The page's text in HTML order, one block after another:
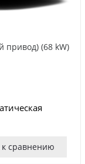
привод) (68 kW)
сравнению